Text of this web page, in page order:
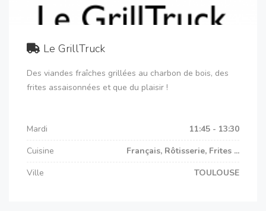
Le GrillTruck
Des viandes fraîches grillées au charbon de bois, des
frites assaisonnées et que du plaisir !
Mardi
11:45 - 13:30
Cuisine
Français, Rôtisserie, Frites ...
Ville
TOULOUSE